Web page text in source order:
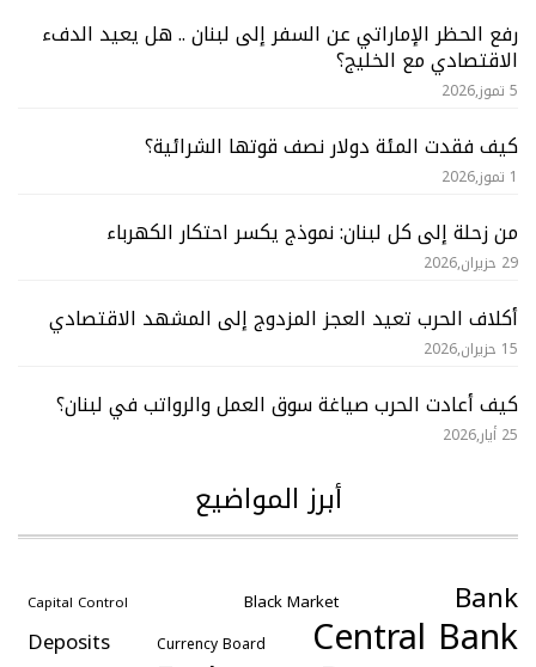
رفع الحظر الإماراتي عن السفر إلى لبنان .. هل يعيد الدفء
الاقتصادي مع الخليج؟
5 تموز,2026
كيف فقدت المئة دولار نصف قوتها الشرائية؟
1 تموز,2026
من زحلة إلى كل لبنان: نموذج يكسر احتكار الكهرباء
29 حزيران,2026
أكلاف الحرب تعيد العجز المزدوج إلى المشهد الاقتصادي
15 حزيران,2026
كيف أعادت الحرب صياغة سوق العمل والرواتب في لبنان؟
25 أيار,2026
أبرز المواضيع
Bank
Black Market
Capital Control
Central Bank
Currency Board
Deposits